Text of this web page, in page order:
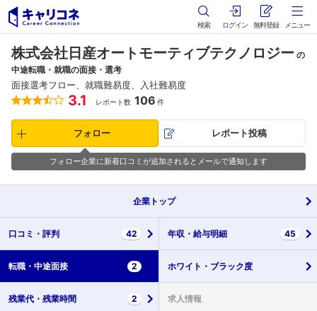
検索 ログイン 無料登録 メニュー
株式会社日産オートモーティブテクノロジー の
中途転職・就職の面接・選考
面接選考フロー、就職難易度、入社難易度
3.1 レポート数 106 件
フォロー レポート投稿
フォロー企業に新着口コミが追加されるとメールで通知します
企業 トップ
口コミ・ 評判 42 年収・ 給与明細 45
転職・ 中途面接 2 ホワイト・ ブラック度
残業代・ 残業時間 2 求人情報